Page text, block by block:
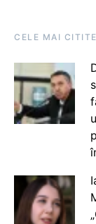
CELE MAI